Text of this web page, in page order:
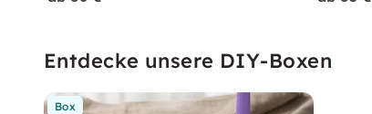
Entdecke unsere DIY-Boxen
Box